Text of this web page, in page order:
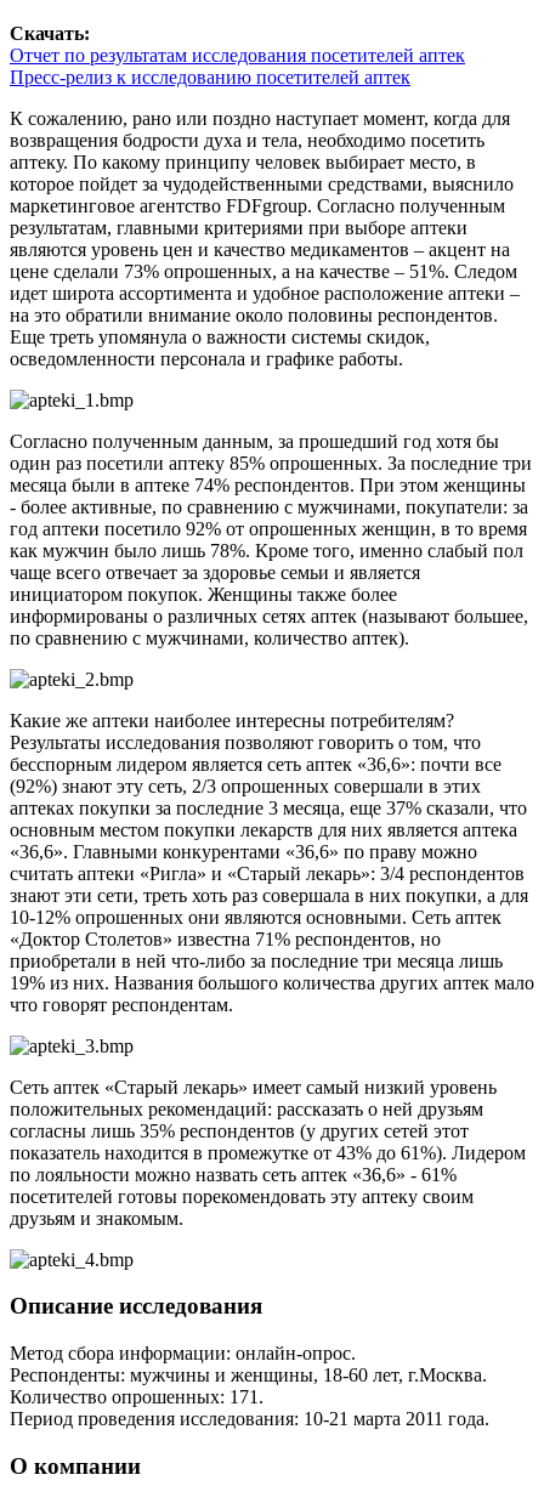
Скачать:
Отчет по результатам исследования посетителей аптек
Пресс-релиз к исследованию посетителей аптек
К сожалению, рано или поздно наступает момент, когда для
возвращения бодрости духа и тела, необходимо посетить
аптеку. По какому принципу человек выбирает место, в
которое пойдет за чудодейственными средствами, выяснило
маркетинговое агентство FDFgroup. Согласно полученным
результатам, главными критериями при выборе аптеки
являются уровень цен и качество медикаментов – акцент на
цене сделали 73% опрошенных, а на качестве – 51%. Следом
идет широта ассортимента и удобное расположение аптеки –
на это обратили внимание около половины респондентов.
Еще треть упомянула о важности системы скидок,
осведомленности персонала и графике работы.
Согласно полученным данным, за прошедший год хотя бы
один раз посетили аптеку 85% опрошенных. За последние три
месяца были в аптеке 74% респондентов. При этом женщины
- более активные, по сравнению с мужчинами, покупатели: за
год аптеки посетило 92% от опрошенных женщин, в то время
как мужчин было лишь 78%. Кроме того, именно слабый пол
чаще всего отвечает за здоровье семьи и является
инициатором покупок. Женщины также более
информированы о различных сетях аптек (называют большее,
по сравнению с мужчинами, количество аптек).
Какие же аптеки наиболее интересны потребителям?
Результаты исследования позволяют говорить о том, что
бесспорным лидером является сеть аптек «36,6»: почти все
(92%) знают эту сеть, 2/3 опрошенных совершали в этих
аптеках покупки за последние 3 месяца, еще 37% сказали, что
основным местом покупки лекарств для них является аптека
«36,6». Главными конкурентами «36,6» по праву можно
считать аптеки «Ригла» и «Старый лекарь»: 3/4 респондентов
знают эти сети, треть хоть раз совершала в них покупки, а для
10-12% опрошенных они являются основными. Сеть аптек
«Доктор Столетов» известна 71% респондентов, но
приобретали в ней что-либо за последние три месяца лишь
19% из них. Названия большого количества других аптек мало
что говорят респондентам.
Сеть аптек «Старый лекарь» имеет самый низкий уровень
положительных рекомендаций: рассказать о ней друзьям
согласны лишь 35% респондентов (у других сетей этот
показатель находится в промежутке от 43% до 61%). Лидером
по лояльности можно назвать сеть аптек «36,6» - 61%
посетителей готовы порекомендовать эту аптеку своим
друзьям и знакомым.
Описание исследования
Метод сбора информации: онлайн-опрос.
Респонденты: мужчины и женщины, 18-60 лет, г.Москва.
Количество опрошенных: 171.
Период проведения исследования: 10-21 марта 2011 года.
О компании